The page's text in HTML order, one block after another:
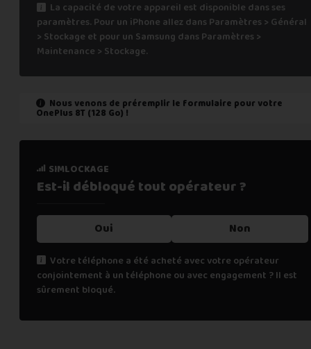
La capacité de votre appareil est disponible dans ses
paramètres. Pour un iPhone allez dans Paramètres > Général
> Stockage et pour un Samsung dans Paramètres >
Maintenance > Stockage.
Nous venons de préremplir le formulaire pour votre
OnePlus 8T (128 Go)!
simlockage
Est-il débloqué toutopérateur ?
Oui Non
Votre téléphone a été acheté avec votre opérateur
conjointement à un téléphone ou avec engagement ? Il est
sûrement bloqué.
état de marche
Est-il fonctionnel ?
Non
Cochez "non" si une des affirmations suivantes est vraie :
les appels téléphoniques ne fonctionnent pas,